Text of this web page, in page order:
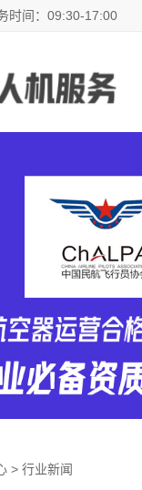
时间：09:30-17:00
> 行业新闻